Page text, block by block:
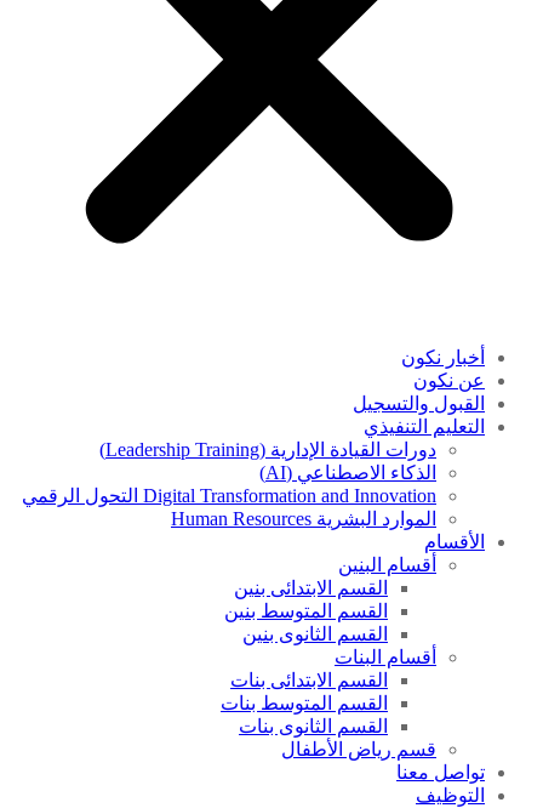
أخبار نكون
عن نكون
القبول والتسجيل
التعليم التنفيذي
دورات القيادة الإدارية (Leadership Training)
الذكاء الاصطناعي (AI)
Digital Transformation and Innovation التحول الرقمي
الموارد البشرية Human Resources
الأقسام
أقسام البنين
القسم الابتدائى بنين
القسم المتوسط بنين
القسم الثانوى بنين
أقسام البنات
القسم الابتدائى بنات
القسم المتوسط بنات
القسم الثانوى بنات
قسم رياض الأطفال
تواصل معنا
التوظيف